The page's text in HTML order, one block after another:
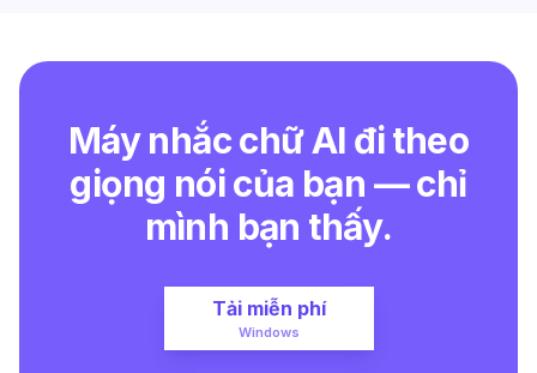
Máy nhắc chữ AI đi theo
giọng nói của bạn — chỉ
mình bạn thấy.
Tải miễn phí
Windows